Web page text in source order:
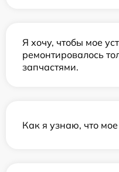
Я хочу, чтобы мое
ремонтировалось
запчастями.
Как я узнаю, что мое